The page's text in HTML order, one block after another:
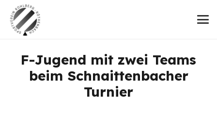
F-Jugend mit zwei Teams
beim Schnaittenbacher
Turnier